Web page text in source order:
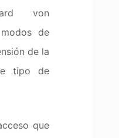
von
de
de la
tipo de
que